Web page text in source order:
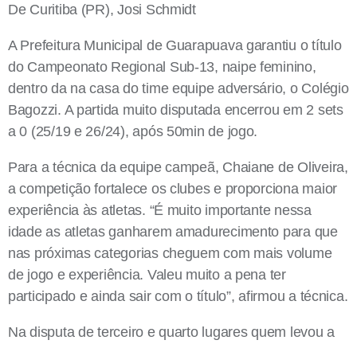
De Curitiba (PR), Josi Schmidt
A Prefeitura Municipal de Guarapuava garantiu o título
do Campeonato Regional Sub-13, naipe feminino,
dentro da na casa do time equipe adversário, o Colégio
Bagozzi. A partida muito disputada encerrou em 2 sets
a 0 (25/19 e 26/24), após 50min de jogo.
Para a técnica da equipe campeã, Chaiane de Oliveira,
a competição fortalece os clubes e proporciona maior
experiência às atletas. “É muito importante nessa
idade as atletas ganharem amadurecimento para que
nas próximas categorias cheguem com mais volume
de jogo e experiência. Valeu muito a pena ter
participado e ainda sair com o título”, afirmou a técnica.
Na disputa de terceiro e quarto lugares quem levou a